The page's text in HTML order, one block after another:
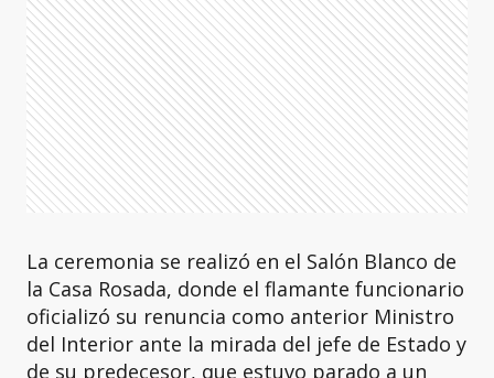
La ceremonia se realizó en el Salón Blanco de
la Casa Rosada, donde el flamante funcionario
oficializó su renuncia como anterior Ministro
del Interior ante la mirada del jefe de Estado y
de su predecesor, que estuvo parado a un